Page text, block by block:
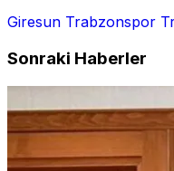
Giresun Trabzonspor
Sonraki Haberler